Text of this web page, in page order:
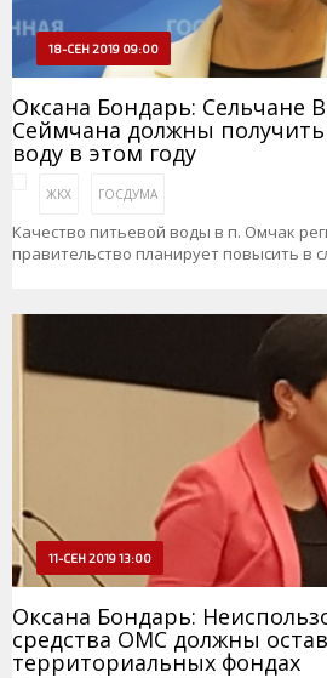
18-СЕН 2019 09:00
Оксана Бондарь: Сельчане
Сеймчана должны
воду в этом году
ЖКХ ГОСДУМА
Качество питьевой воды в п. Омчак
правительство планирует повысить в
11-СЕН 2019 13:00
Оксана Бондарь:
средства ОМС должны
территориальных фондах